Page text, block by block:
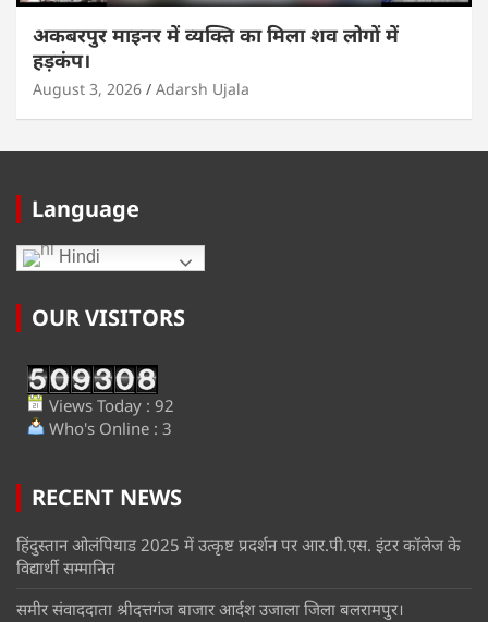
अकबरपुर माइनर में व्यक्ति का मिला शव लोगों में
हड़कंप।
August 3, 2026 Adarsh Ujala
Language
Hindi
OUR VISITORS
Views Today : 92
Who's Online : 3
RECENT NEWS
हिंदुस्तान ओलंपियाड 2025 में उत्कृष्ट प्रदर्शन पर आर.पी.एस. इंटर कॉलेज के
विद्यार्थी सम्मानित
समीर संवाददाता श्रीदत्तगंज बाजार आर्दश उजाला जिला बलरामपुर।